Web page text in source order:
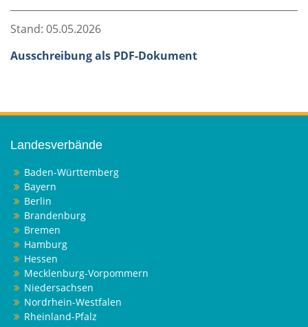
Stand: 05.05.2026
Ausschreibung als PDF-Dokument
Landesverbände
Baden-Württemberg
Bayern
Berlin
Brandenburg
Bremen
Hamburg
Hessen
Mecklenburg-Vorpommern
Niedersachsen
Nordrhein-Westfalen
Rheinland-Pfalz